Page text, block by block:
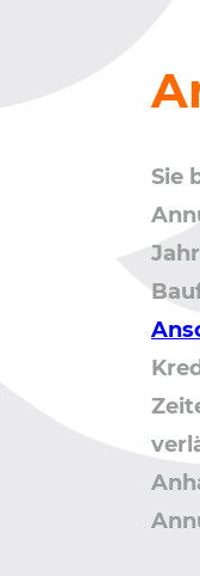
Sie